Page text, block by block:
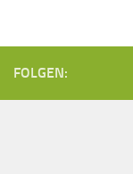
FOLGEN: